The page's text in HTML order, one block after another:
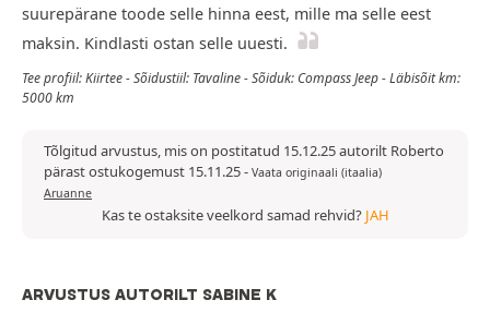
suurepärane toode selle hinna eest, mille ma selle eest
maksin. Kindlasti ostan selle uuesti.
Tee profiil: Kiirtee - Sõidustiil: Tavaline - Sõiduk: Compass Jeep - Läbisõit km:
5000 km
Tõlgitud arvustus, mis on postitatud 15.12.25 autorilt Roberto
pärast ostukogemust 15.11.25- Vaata originaali (itaalia)
Aruanne
Kas te ostaksite veelkord samad rehvid? JAH
ARVUSTUS AUTORILT SABINE K